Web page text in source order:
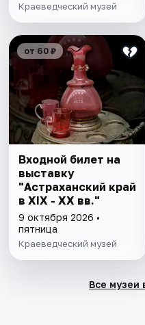
Краеведческий музей
от 60 ₽
Входной билет на
выставку
"Астраханский край
в XIX - XX вв."
9 октября 2026 •
пятница
Краеведческий музей
Все музеи